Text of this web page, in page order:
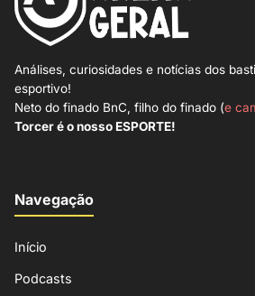
Análises, curiosidades e notícias dos
esportivo!
Neto do finado BnC, filho do finado (e
Torcer é o nosso ESPORTE!
Navegação
Início
Podcasts